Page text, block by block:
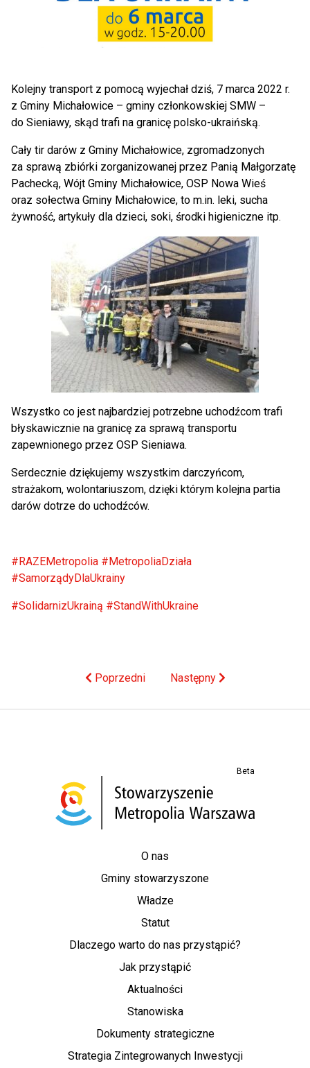
Kolejny transport z pomocą wyjechał dziś, 7 marca 2022 r.
z Gminy Michałowice – gminy członkowskiej SMW –
do Sieniawy, skąd trafi na granicę polsko-ukraińską.
Cały tir darów z Gminy Michałowice, zgromadzonych
za sprawą zbiórki zorganizowanej przez Panią Małgorzatę
Pachecką, Wójt Gminy Michałowice, OSP Nowa Wieś
oraz sołectwa Gminy Michałowice, to m.in. leki, sucha
żywność, artykuły dla dzieci, soki, środki higieniczne itp.
Wszystko co jest najbardziej potrzebne uchodźcom trafi
błyskawicznie na granicę za sprawą transportu
zapewnionego przez OSP Sieniawa.
Serdecznie dziękujemy wszystkim darczyńcom,
strażakom, wolontariuszom, dzięki którym kolejna partia
darów dotrze do uchodźców.
#RAZEMetropolia #MetropoliaDziała
#SamorządyDlaUkrainy
#SolidarnizUkrainą #StandWithUkraine
Poprzedni Następny
Beta
O nas
Gminy stowarzyszone
Władze
Statut
Dlaczego warto do nas przystąpić?
Jak przystąpić
Aktualności
Stanowiska
Dokumenty strategiczne
Strategia Zintegrowanych Inwestycji